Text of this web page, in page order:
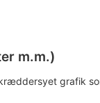
m.m.)
grafik